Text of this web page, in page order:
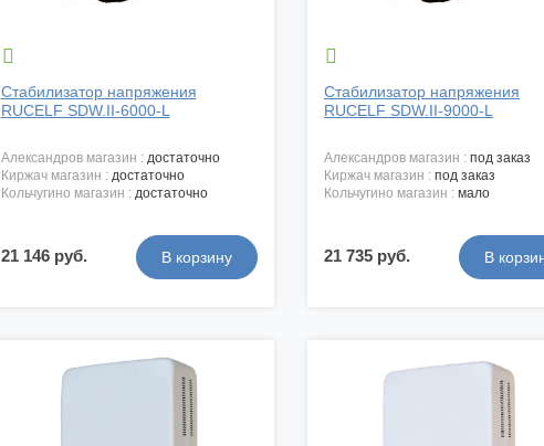

Стабилизатор напряжения
RUCELF SDW.II-6000-L
александров магазин : достаточно
киржач магазин : достаточно
кольчугино магазин : достаточно
21 146 руб.

Стабилизатор напряжения
RUCELF SDW.II-9000-L
александров магазин : под заказ
киржач магазин : под заказ
кольчугино магазин : мало
21 735 руб.